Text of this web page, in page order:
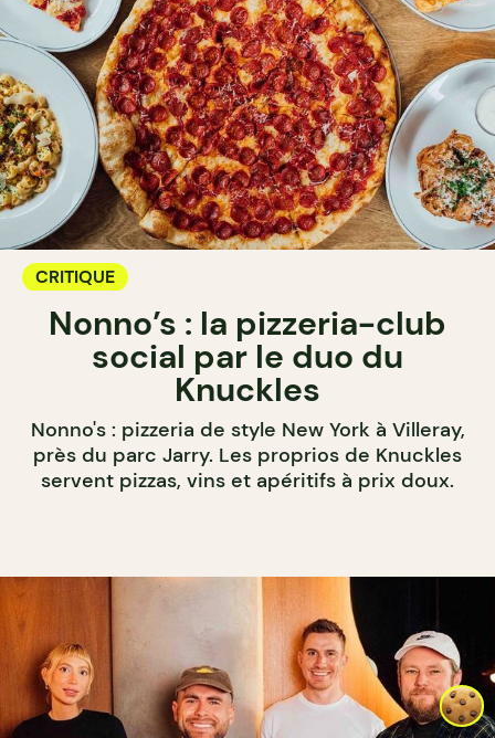
CRITIQUE
Nonno’s : la pizzeria-club
social par le duo du
Knuckles
Nonno's : pizzeria de style New York à Villeray,
près du parc Jarry. Les proprios de Knuckles
servent pizzas, vins et apéritifs à prix doux.